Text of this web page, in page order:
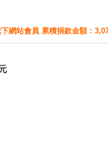
網站會員 累積捐款金額：